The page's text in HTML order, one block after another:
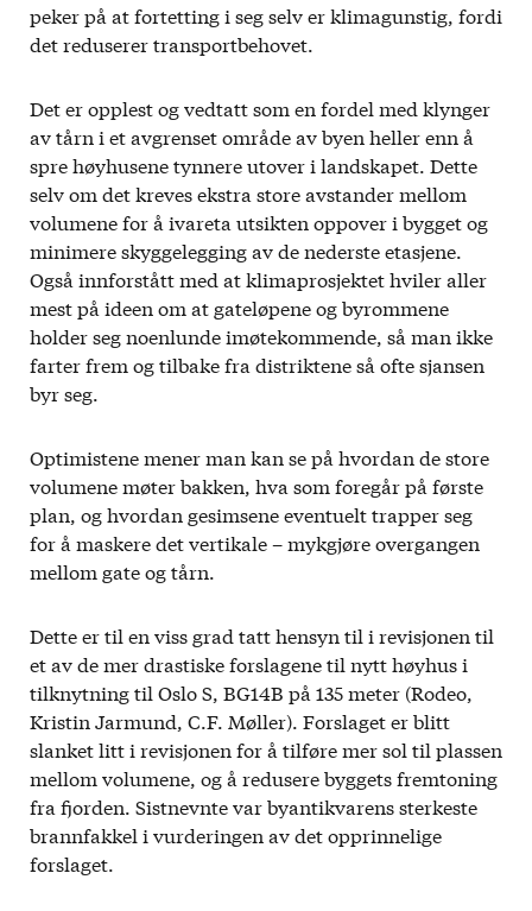
peker på at fortetting i seg selv er klimagunstig, fordi
det reduserer transportbehovet.
Det er opplest og vedtatt som en fordel med klynger
av tårn i et avgrenset område av byen heller enn å
spre høyhusene tynnere utover i landskapet. Dette
selv om det kreves ekstra store avstander mellom
volumene for å ivareta utsikten oppover i bygget og
minimere skyggelegging av de nederste etasjene.
Også innforstått med at klimaprosjektet hviler aller
mest på ideen om at gateløpene og byrommene
holder seg noenlunde imøtekommende, så man ikke
farter frem og tilbake fra distriktene så ofte sjansen
byr seg.
Optimistene mener man kan se på hvordan de store
volumene møter bakken, hva som foregår på første
plan, og hvordan gesimsene eventuelt trapper seg
for å maskere det vertikale – mykgjøre overgangen
mellom gate og tårn.
Dette er til en viss grad tatt hensyn til i revisjonen til
et av de mer drastiske forslagene til nytt høyhus i
tilknytning til Oslo S, BG14B på 135 meter (Rodeo,
Kristin Jarmund, C.F. Møller). Forslaget er blitt
slanket litt i revisjonen for å tilføre mer sol til plassen
mellom volumene, og å redusere byggets fremtoning
fra fjorden. Sistnevnte var byantikvarens sterkeste
brannfakkel i vurderingen av det opprinnelige
forslaget.